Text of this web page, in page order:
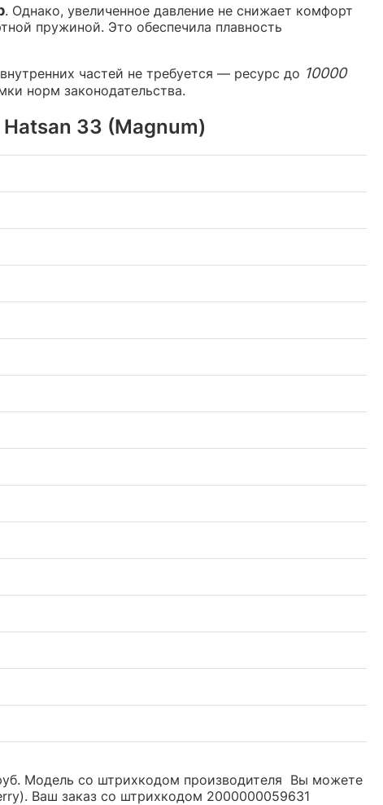
. Однако, увеличенное давление не снижает комфорт
пружиной. Это обеспечила плавность
частей не требуется — ресурс до 10000
норм законодательства.
33 (Magnum)
Модель со штрихкодом производителя Вы можете
Ваш заказ со штрихкодом 2000000059631